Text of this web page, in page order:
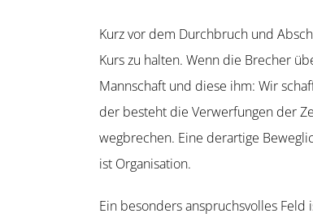
Kurz vor dem Durch­bruch und
Kurs zu halten. Wenn die Brecher
Mannschaft und diese ihm: Wir
der besteht die Verwer­fungen der
wegbrechen. Eine derartige
ist Organisation.
Ein besonders anspruchs­volles